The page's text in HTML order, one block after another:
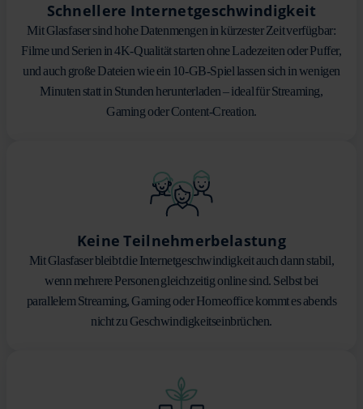
Schnellere Internetgeschwindigkeit
Mit Glasfaser sind hohe Datenmengen in kürzester Zeit verfügbar:
Filme und Serien in 4K-Qualität starten ohne Ladezeiten oder Puffer,
und auch große Dateien wie ein 10-GB-Spiel lassen sich in wenigen
Minuten statt in Stunden herunterladen – ideal für Streaming,
Gaming oder Content-Creation.
Keine Teilnehmerbelastung
Mit Glasfaser bleibt die Internetgeschwindigkeit auch dann stabil,
wenn mehrere Personen gleichzeitig online sind. Selbst bei
parallelem Streaming, Gaming oder Homeoffice kommt es abends
nicht zu Geschwindigkeitseinbrüchen.